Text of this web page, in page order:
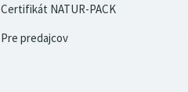
Certifikát NATUR-PACK
Pre predajcov